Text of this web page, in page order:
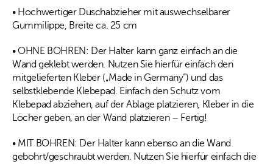
• Hochwertiger Duschabzieher mit auswechselbarer
Gummilippe, Breite ca. 25 cm
• OHNE BOHREN: Der Halter kann ganz einfach an die
Wand geklebt werden. Nutzen Sie hierfür einfach den
mitgelieferten Kleber („Made in Germany“) und das
selbstklebende Klebepad. Einfach den Schutz vom
Klebepad abziehen, auf der Ablage platzieren, Kleber in die
Löcher geben, an der Wand platzieren – Fertig!
• MIT BOHREN: Der Halter kann ebenso an die Wand
gebohrt/geschraubt werden. Nutzen Sie hierfür einfach die